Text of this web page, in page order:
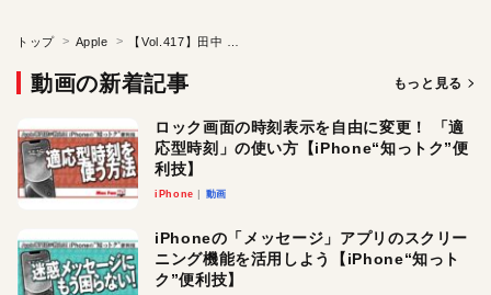
トップ Apple
動画の新着記事 もっと見る
ロック画面の時刻表示を自由に変更！ 「適
応型時刻」の使い方【iPhone“知っトク”便
利技】
iPhone 動画
iPhoneの「メッセージ」アプリのスクリー
ニング機能を活用しよう【iPhone“知っト
ク”便利技】